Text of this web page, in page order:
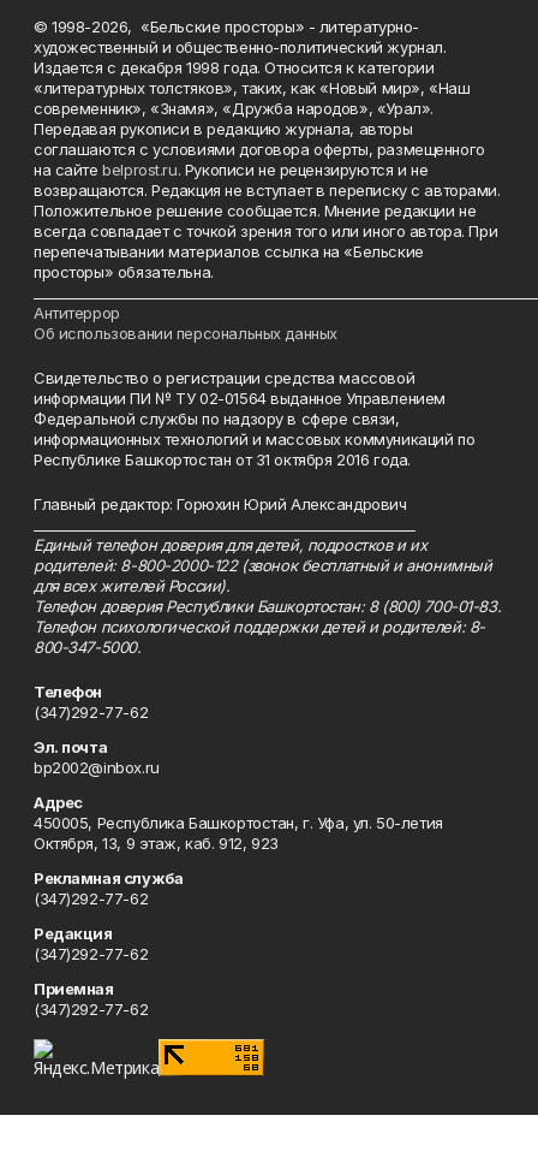
© 1998-2026, «Бельские просторы» - литературно-
художественный и общественно-политический журнал.
Издается с декабря 1998 года. Относится к категории
«литературных толстяков», таких, как «Новый мир», «Наш
современник», «Знамя», «Дружба народов», «Урал».
Передавая рукописи в редакцию журнала, авторы
соглашаются с условиями договора оферты, размещенного
на сайтеbelprost.ru. Рукописи не рецензируются и не
возвращаются. Редакция не вступает в переписку с авторами.
Положительное решение сообщается. Мнение редакции не
всегда совпадает с точкой зрения того или иного автора. При
перепечатывании материалов ссылка на «Бельские
просторы» обязательна.
Антитеррор
Об использовании персональных данных
Свидетельство о регистрации средства массовой
информации ПИ № ТУ 02-01564 выданное Управлением
Федеральной службы по надзору в сфере связи,
информационных технологий и массовых коммуникаций по
Республике Башкортостан от 31 октября 2016 года.
Главный редактор: Горюхин Юрий Александрович
Единый телефон доверия для детей, подростков и их
родителей: 8-800-2000-122 (звонок бесплатный и анонимный
для всех жителей России).
Телефон доверия Республики Башкортостан: 8 (800) 700-01-83.
Телефон психологической поддержки детей и родителей: 8-
800-347-5000.
Телефон
(347)292-77-62
Эл. почта
bp2002@inbox.ru
Адрес
450005, Республика Башкортостан, г. Уфа, ул. 50-летия
Октября, 13, 9 этаж, каб. 912, 923
Рекламная служба
(347)292-77-62
Редакция
(347)292-77-62
Приемная
(347)292-77-62